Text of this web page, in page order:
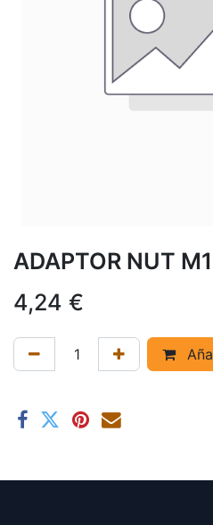
ADAPTOR NUT
4,24 €